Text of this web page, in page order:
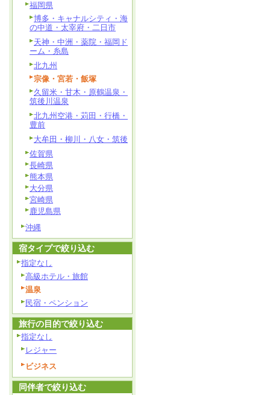
福岡県
博多・キャナルシティ・海
の中道・太宰府・二日市
天神・中洲・薬院・福岡ド
ーム・糸島
北九州
宗像・宮若・飯塚
久留米・甘木・原鶴温泉・
筑後川温泉
北九州空港・苅田・行橋・
豊前
大牟田・柳川・八女・筑後
佐賀県
長崎県
熊本県
大分県
宮崎県
鹿児島県
沖縄
宿タイプで絞り込む
指定なし
高級ホテル・旅館
温泉
民宿・ペンション
旅行の目的で絞り込む
指定なし
レジャー
ビジネス
同伴者で絞り込む